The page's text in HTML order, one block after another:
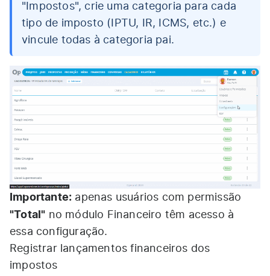
"Impostos", crie uma categoria para cada
tipo de imposto (IPTU, IR, ICMS, etc.) e
vincule todas à categoria pai.
Importante: apenas usuários com permissão
"Total" no módulo Financeiro têm acesso à
essa configuração.
Registrar lançamentos financeiros dos
impostos